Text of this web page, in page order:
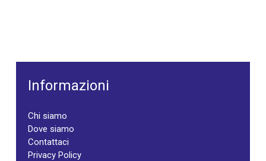
Informazioni
Chi siamo
Dove siamo
Contattaci
Privacy Policy